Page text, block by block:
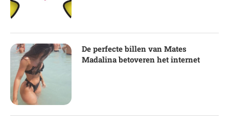
De perfecte billen van Mates
Madalina betoveren het internet